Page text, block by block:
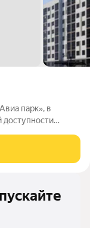
парк», в
доступности
транспорта.